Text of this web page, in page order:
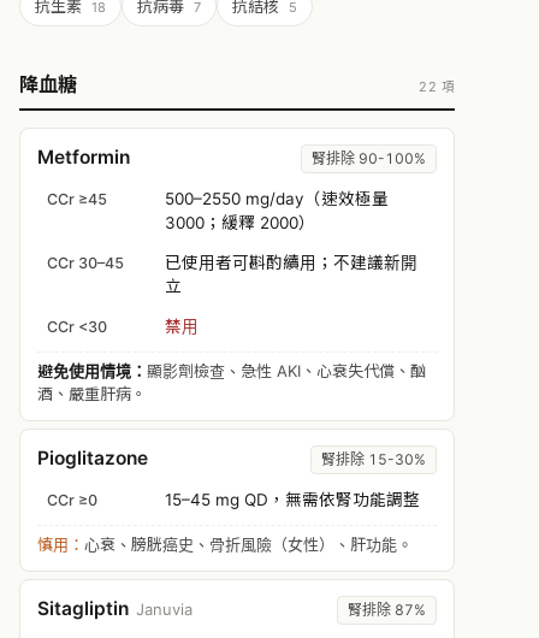
抗生素 18 抗病毒 7 抗結核 5
降血糖 22 項
Metformin 腎排除 90-100%
CCr ≥45
500–2550 mg/day（速效極量
3000；緩釋 2000）
CCr 30–45
已使用者可斟酌續用；不建議新開
立
CCr <30 禁用
避免使用情境： 顯影劑檢查、急性 AKI、心衰失代償、酗
酒、嚴重肝病。
Pioglitazone 腎排除 15-30%
CCr ≥0 15–45 mg QD， 無需依腎功能調整
慎用： 心衰、膀胱癌史、骨折風險（女性）、肝功能。
Sitagliptin Januvia 腎排除 87%